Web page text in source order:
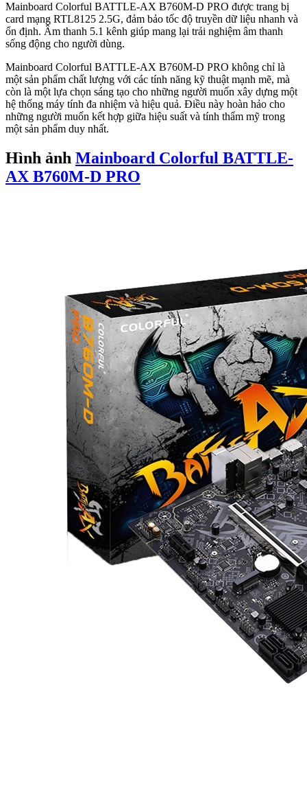
Mainboard Colorful BATTLE-AX B760M-D PRO được trang bị
card mạng RTL8125 2.5G, đảm bảo tốc độ truyền dữ liệu nhanh và
ổn định. Âm thanh 5.1 kênh giúp mang lại trải nghiệm âm thanh
sống động cho người dùng.
Mainboard Colorful BATTLE-AX B760M-D PRO không chỉ là
một sản phẩm chất lượng với các tính năng kỹ thuật mạnh mẽ, mà
còn là một lựa chọn sáng tạo cho những người muốn xây dựng một
hệ thống máy tính đa nhiệm và hiệu quả. Điều này hoàn hảo cho
những người muốn kết hợp giữa hiệu suất và tính thẩm mỹ trong
một sản phẩm duy nhất.
Hình ảnh Mainboard Colorful BATTLE-
AX B760M-D PRO